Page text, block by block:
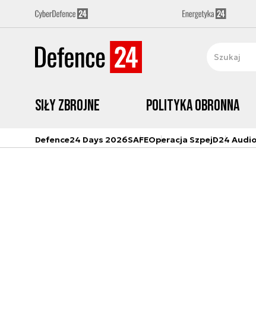
Siły zbrojne Polityka obronna
Defence24 Days 2026SAFEOperacja SzpejD24 Audio